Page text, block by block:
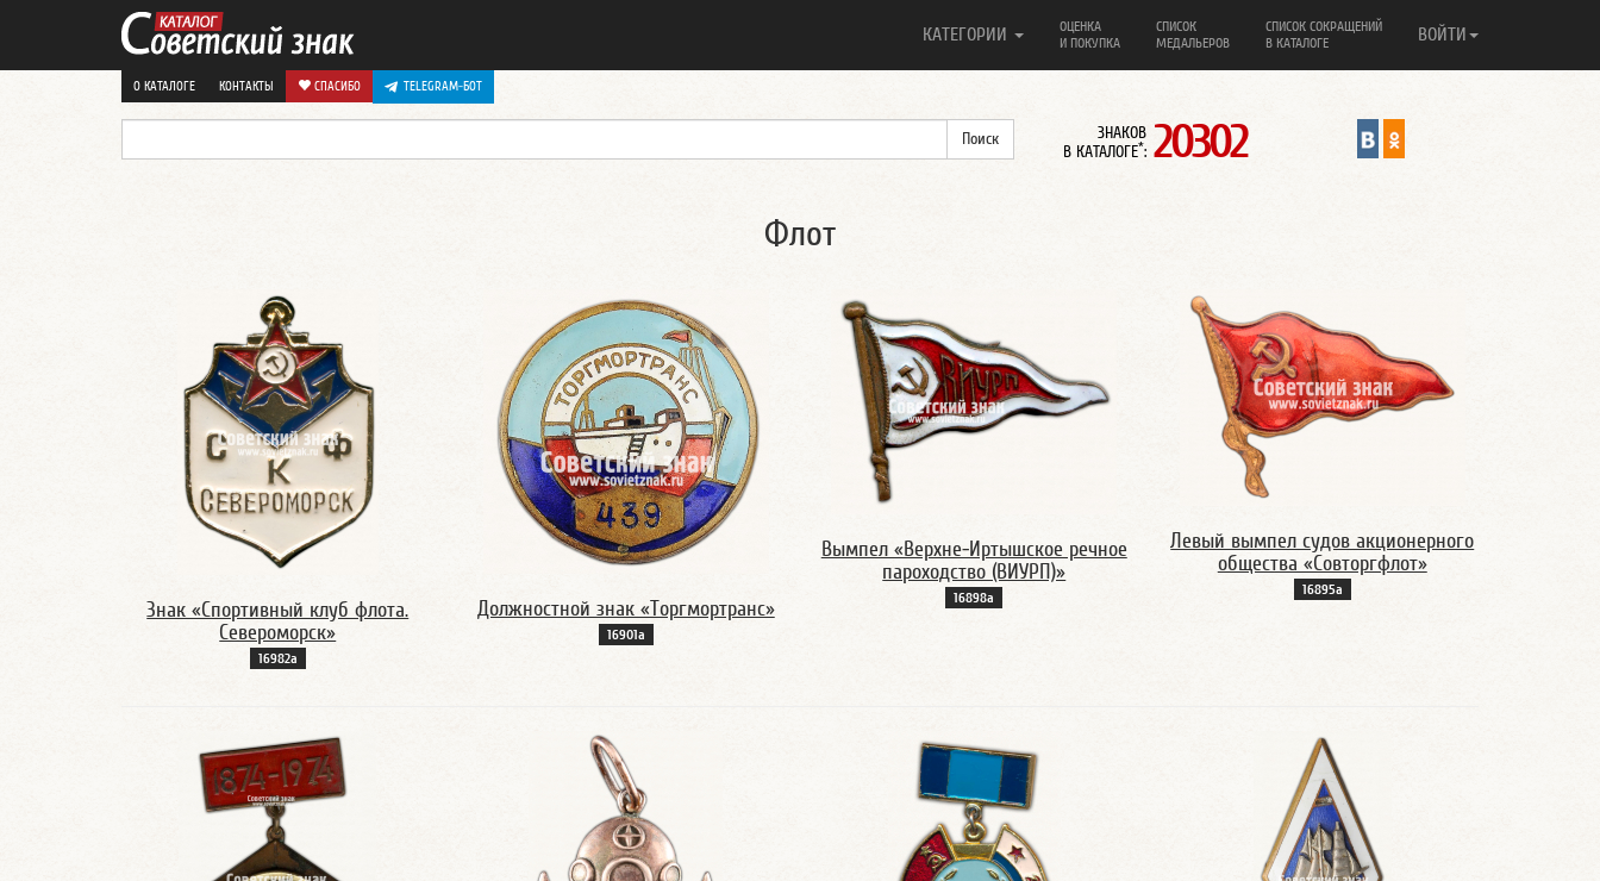
КАТЕГОРИИ
ОЦЕНКА
И ПОКУПКА
СПИСОК
МЕДАЛЬЕРОВ
СПИСОК СОКРАЩЕНИЙ
В КАТАЛОГЕ
ВОЙТИ
О КАТАЛОГЕ КОНТАКТЫ СПАСИБО TELEGRAM-БОТ
ЗНАКОВ
В КАТАЛОГЕ*: 20302
Флот
Знак «Спортивный клуб флота.
Североморск»
16982а
Должностной знак «Торгмортранс»
16901а
Вымпел «Верхне-Иртышское речное
пароходство (ВИУРП)»
16898а
Левый вымпел судов акционерного
общества «Совторгфлот»
16895а